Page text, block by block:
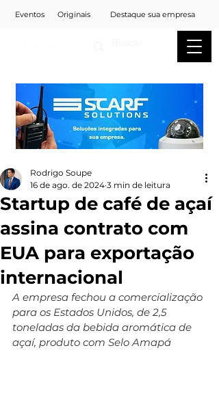
Eventos Originais Destaque sua empresa
Startup de café de açaí
assina contrato com
EUA para exportação
internacional
Rodrigo Soupe
16 de ago. de 2024 3 min de leitura
A empresa fechou a comercialização
para os Estados Unidos, de 2,5
toneladas da bebida aromática de
açaí, produto com Selo Amapá